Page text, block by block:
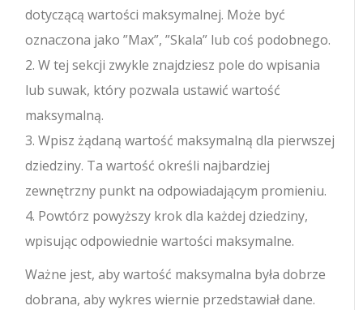
dotyczącą wartości maksymalnej. Może być
oznaczona jako ”Max”, ”Skala” lub coś podobnego.
2. W tej sekcji zwykle znajdziesz pole do wpisania
lub suwak, który pozwala ustawić wartość
maksymalną.
3. Wpisz żądaną wartość maksymalną dla pierwszej
dziedziny. Ta wartość określi najbardziej
zewnętrzny punkt na odpowiadającym promieniu.
4. Powtórz powyższy krok dla każdej dziedziny,
wpisując odpowiednie wartości maksymalne.
Ważne jest, aby wartość maksymalna była dobrze
dobrana, aby wykres wiernie przedstawiał dane.